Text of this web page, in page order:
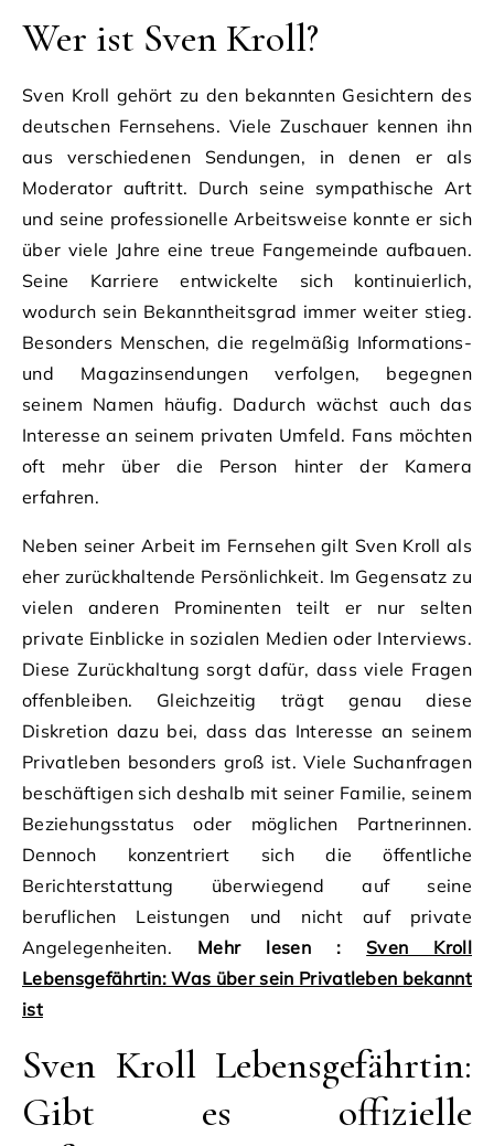
Wer ist Sven Kroll?
Sven Kroll gehört zu den bekannten Gesichtern des
deutschen Fernsehens. Viele Zuschauer kennen ihn
aus verschiedenen Sendungen, in denen er als
Moderator auftritt. Durch seine sympathische Art
und seine professionelle Arbeitsweise konnte er sich
über viele Jahre eine treue Fangemeinde aufbauen.
Seine Karriere entwickelte sich kontinuierlich,
wodurch sein Bekanntheitsgrad immer weiter stieg.
Besonders Menschen, die regelmäßig Informations-
und Magazinsendungen verfolgen, begegnen
seinem Namen häufig. Dadurch wächst auch das
Interesse an seinem privaten Umfeld. Fans möchten
oft mehr über die Person hinter der Kamera
erfahren.
Neben seiner Arbeit im Fernsehen gilt Sven Kroll als
eher zurückhaltende Persönlichkeit. Im Gegensatz zu
vielen anderen Prominenten teilt er nur selten
private Einblicke in sozialen Medien oder Interviews.
Diese Zurückhaltung sorgt dafür, dass viele Fragen
offenbleiben. Gleichzeitig trägt genau diese
Diskretion dazu bei, dass das Interesse an seinem
Privatleben besonders groß ist. Viele Suchanfragen
beschäftigen sich deshalb mit seiner Familie, seinem
Beziehungsstatus oder möglichen Partnerinnen.
Dennoch konzentriert sich die öffentliche
Berichterstattung überwiegend auf seine
beruflichen Leistungen und nicht auf private
Angelegenheiten. Mehr lesen :Sven Kroll
Lebensgefährtin: Was über sein Privatleben bekannt
ist
Sven Kroll Lebensgefährtin:
Gibt es offizielle